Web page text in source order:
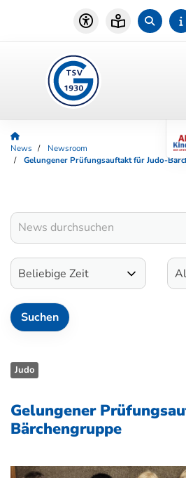
News
Newsroom
Gelungener Prüfungsauftakt für Judo-
Judo
Gelungener
Bärchengruppe